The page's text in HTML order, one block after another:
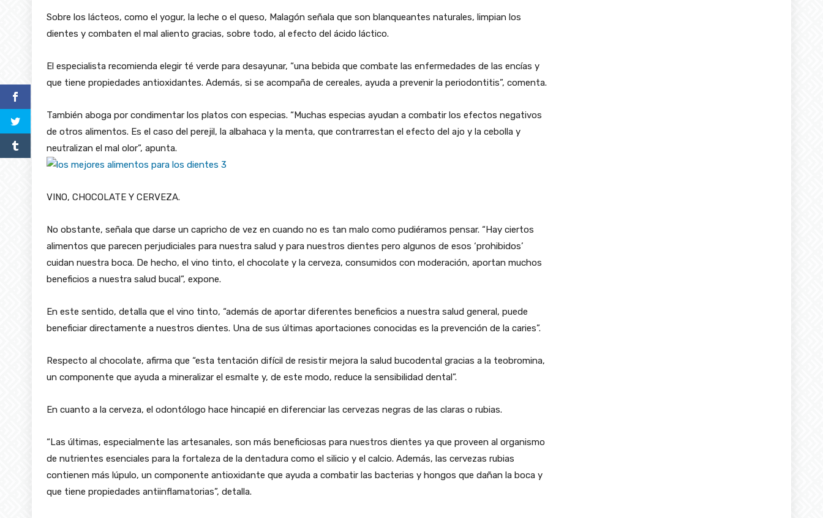
Sobre los lácteos, como el yogur, la leche o el queso, Malagón señala que son blanqueantes naturales, limpian los
dientes y combaten el mal aliento gracias, sobre todo, al efecto del ácido láctico.
El especialista recomienda elegir té verde para desayunar, “una bebida que combate las enfermedades de las encías y
que tiene propiedades antioxidantes. Además, si se acompaña de cereales, ayuda a prevenir la periodontitis”, comenta.
También aboga por condimentar los platos con especias. “Muchas especias ayudan a combatir los efectos negativos
de otros alimentos. Es el caso del perejil, la albahaca y la menta, que contrarrestan el efecto del ajo y la cebolla y
neutralizan el mal olor”, apunta.
VINO, CHOCOLATE Y CERVEZA.
No obstante, señala que darse un capricho de vez en cuando no es tan malo como pudiéramos pensar. “Hay ciertos
alimentos que parecen perjudiciales para nuestra salud y para nuestros dientes pero algunos de esos ‘prohibidos’
cuidan nuestra boca. De hecho, el vino tinto, el chocolate y la cerveza, consumidos con moderación, aportan muchos
beneficios a nuestra salud bucal”, expone.
En este sentido, detalla que el vino tinto, “además de aportar diferentes beneficios a nuestra salud general, puede
beneficiar directamente a nuestros dientes. Una de sus últimas aportaciones conocidas es la prevención de la caries”.
Respecto al chocolate, afirma que “esta tentación difícil de resistir mejora la salud bucodental gracias a la teobromina,
un componente que ayuda a mineralizar el esmalte y, de este modo, reduce la sensibilidad dental”.
En cuanto a la cerveza, el odontólogo hace hincapié en diferenciar las cervezas negras de las claras o rubias.
“Las últimas, especialmente las artesanales, son más beneficiosas para nuestros dientes ya que proveen al organismo
de nutrientes esenciales para la fortaleza de la dentadura como el silicio y el calcio. Además, las cervezas rubias
contienen más lúpulo, un componente antioxidante que ayuda a combatir las bacterias y hongos que dañan la boca y
que tiene propiedades antiinflamatorias”, detalla.